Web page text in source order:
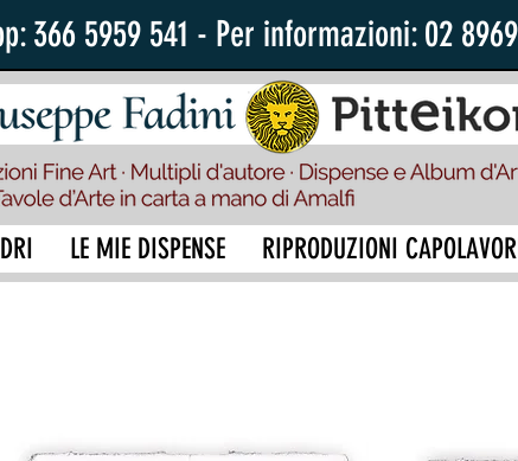
366 5959 541 - Per informazioni: 02
LE MIE DISPENSE RIPRODUZIONI